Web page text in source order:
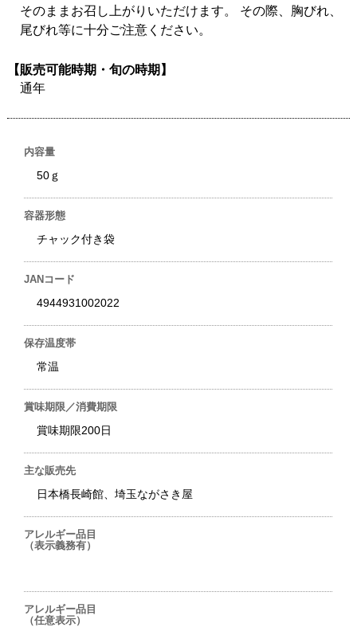
そのままお召し上がりいただけます。 その際、胸びれ、
尾びれ等に十分ご注意ください。
【販売可能時期・旬の時期】
通年
内容量
50ｇ
容器形態
チャック付き袋
JANコード
4944931002022
保存温度帯
常温
賞味期限／消費期限
賞味期限200日
主な販売先
日本橋長崎館、埼玉ながさき屋
アレルギー品目
（表示義務有）
アレルギー品目
（任意表示）